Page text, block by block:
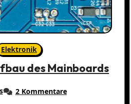
Elektronik
des Mainboards
2 Kommentare